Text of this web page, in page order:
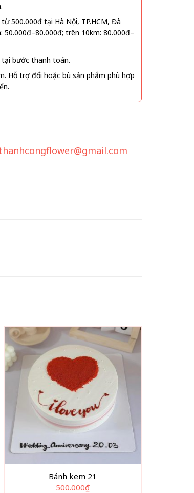
500.000đ tại Hà Nội, TP.HCM, Đà
trên 10km: 80.000đ–
bước thanh toán.
Hỗ trợ đổi hoặc bù sản phẩm phù hợp
Bánh kem 21
500.000₫